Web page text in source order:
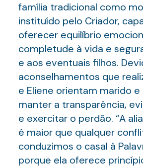
família tradicional como
instituído pelo Criador,
oferecer equilíbrio
completude à vida e
e aos eventuais filhos.
aconselhamentos que
e Eliene orientam marido e
manter a transparência,
e exercitar o perdão. “A
é maior que qualquer
conduzimos o casal à
porque ela oferece